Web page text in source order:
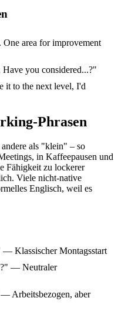
area for improvement
you considered...?"
it to the next level, I'd
Phrasen
als "klein" – so
in Kaffeepausen und
Fähigkeit zu lockerer
Viele nicht-native
Englisch, weil es
Klassischer Montagsstart
— Neutraler
Arbeitsbezogen, aber